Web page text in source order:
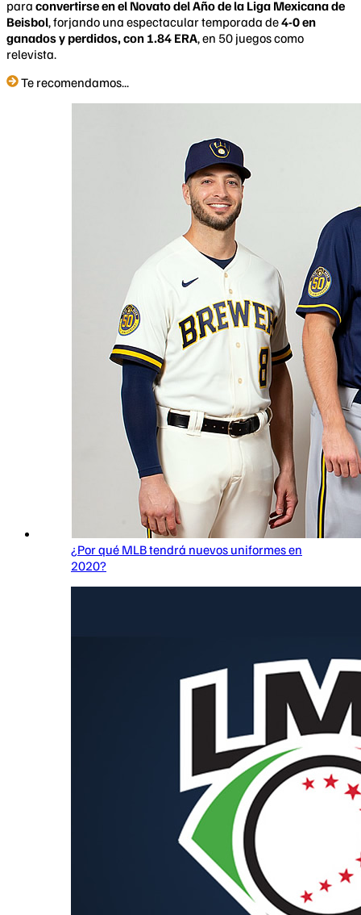
para convertirse en el Novato del Año de la Liga Mexicana de
Beisbol, forjando una espectacular temporada de4-0 en
ganados y perdidos, con 1.84 ERA, en 50 juegos como
relevista.
Te recomendamos...
¿Por qué MLB tendrá nuevos uniformes en
2020?